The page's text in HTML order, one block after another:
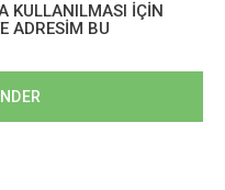
KULLANILMASI IÇIN
ADRESIM BU